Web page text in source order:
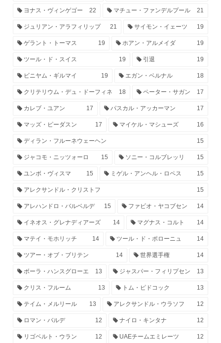
ヨナス・ヴィンゲゴー 22 マチュー・ファンデルプール 21
ジュリアン・アラフィリップ 21 サイモン・イェーツ 19
ゲラント・トーマス 19 ホアン・アルメイダ 19
ツール・ド・スイス 19 引退 19
ビニヤム・ギルマイ 19 エガン・ベルナル 18
クリテリウム・デュ・ドーフィネ 18 ペーター・サガン 17
カレブ・ユアン 17 パスカル・アッカーマン 17
マッズ・ピーダスン 17 マイケル・マシューズ 16
ディラン・フルーネウェーヘン 15
ジャコモ・ニッツォーロ 15 ソニー・コルブレッリ 15
ユンボ・ヴィスマ 15 ミゲル・アンヘル・ロペス 15
アレクサンドル・クリストフ 15
アレハンドロ・バルベルデ 15 ファビオ・ヤコブセン 14
イネオス・グレナディアーズ 14 マグナス・コルト 14
マテイ・モホリッチ 14 ツール・ド・ポローニュ 14
ツアー・オブ・ブリテン 14 世界選手権 14
ボーラ・ハンスグローエ 13 ジャスパー・フィリプセン 13
クリス・フルーム 13 トム・ピドコック 13
テイム・メルリール 13 アレクサンドル・ウラソフ 12
ロマン・バルデ 12 ナイロ・キンタナ 12
リゴベルト・ウラン 12 UAEチームエミレーツ 12